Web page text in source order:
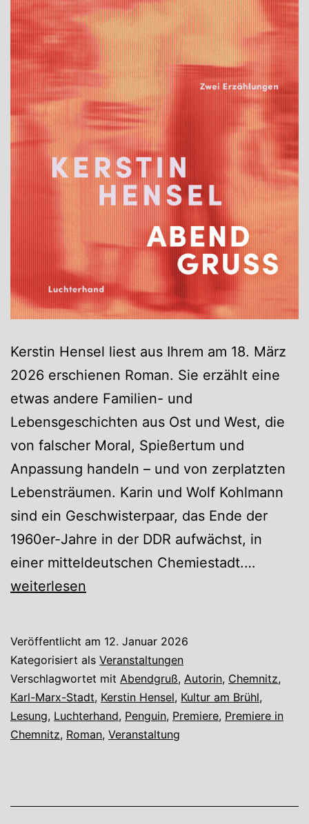
Kerstin Hensel liest aus Ihrem am 18. März
2026 erschienen Roman. Sie erzählt eine
etwas andere Familien- und
Lebensgeschichten aus Ost und West, die
von falscher Moral, Spießertum und
Anpassung handeln – und von zerplatzten
Lebensträumen. Karin und Wolf Kohlmann
sind ein Geschwisterpaar, das Ende der
1960er-Jahre in der DDR aufwächst, in
einer mitteldeutschen Chemiestadt.…
weiterlesen
Veröffentlicht am 12. Januar 2026
Kategorisiert als Veranstaltungen
Verschlagwortet mit Abendgruß, Autorin, Chemnitz,
Karl-Marx-Stadt, Kerstin Hensel, Kultur am Brühl,
Lesung, Luchterhand, Penguin, Premiere, Premiere in
Chemnitz, Roman, Veranstaltung